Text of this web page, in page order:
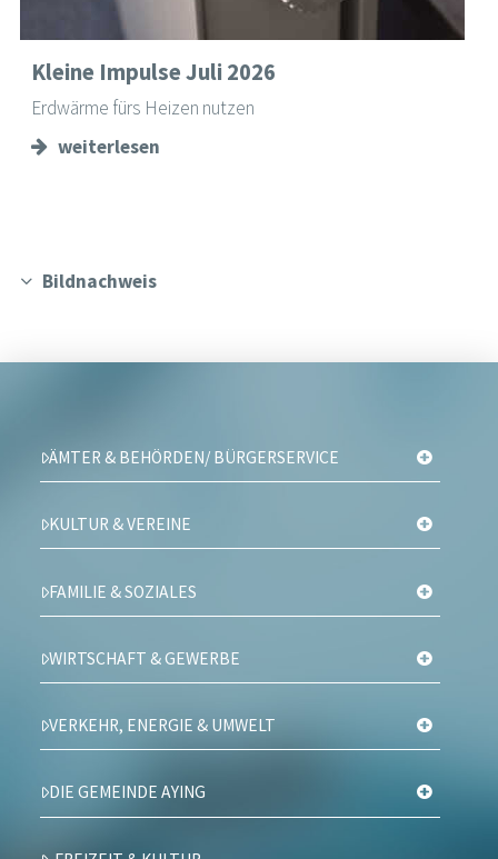
Kleine Impulse Juli 2026
Erdwärme fürs Heizen nutzen
weiterlesen
Bildnachweis
ÄMTER & BEHÖRDEN/ BÜRGERSERVICE
KULTUR & VEREINE
FAMILIE & SOZIALES
WIRTSCHAFT & GEWERBE
VERKEHR, ENERGIE & UMWELT
DIE GEMEINDE AYING